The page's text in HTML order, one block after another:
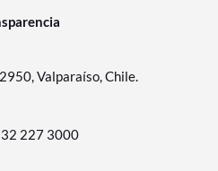
Valparaíso, Chile.
227 3000